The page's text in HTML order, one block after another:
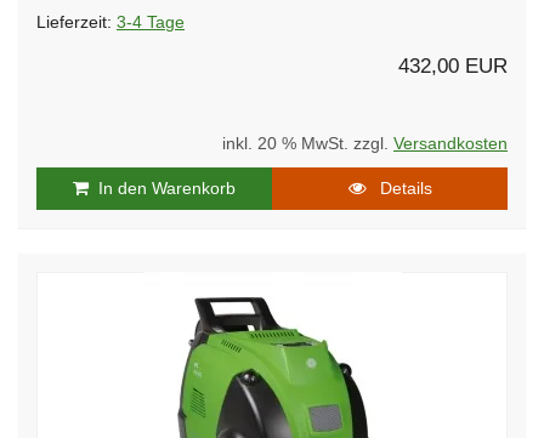
Lieferzeit: 3-4 Tage
432,00 EUR
inkl. 20 % MwSt. zzgl. Versandkosten
In den Warenkorb Details